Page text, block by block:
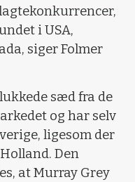
i USA,
siger Folmer
sæd fra de
og har selv
ligesom der
Den
at Murray Grey